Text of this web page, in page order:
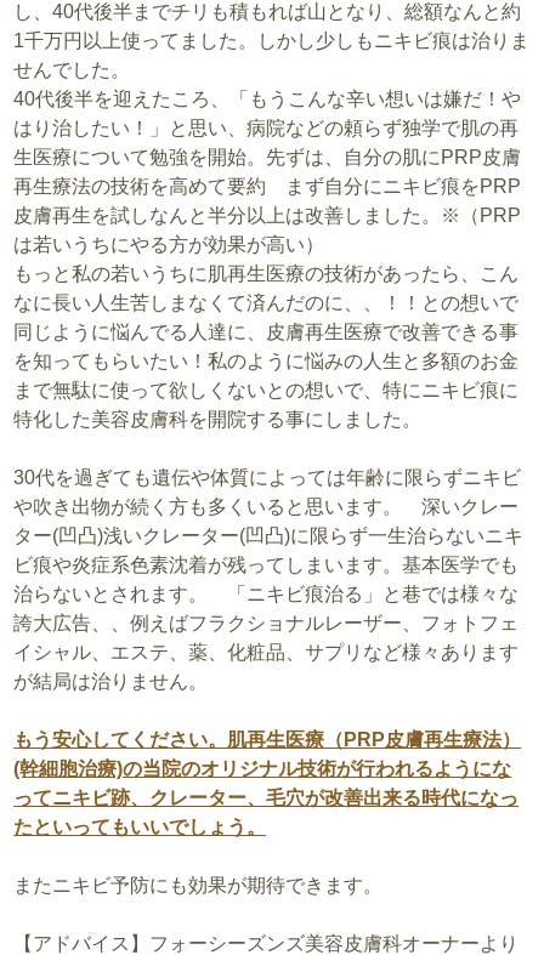
し、40代後半までチリも積もれば山となり、総額なんと約
1千万円以上使ってました。しかし少しもニキビ痕は治りま
せんでした。
40代後半を迎えたころ、「もうこんな辛い想いは嫌だ！や
はり治したい！」と思い、病院などの頼らず独学で肌の再
生医療について勉強を開始。先ずは、自分の肌にPRP皮膚
再生療法の技術を高めて要約 まず自分にニキビ痕をPRP
皮膚再生を試しなんと半分以上は改善しました。※（PRP
は若いうちにやる方が効果が高い）
もっと私の若いうちに肌再生医療の技術があったら、こん
なに長い人生苦しまなくて済んだのに、、！！との想いで
同じように悩んでる人達に、皮膚再生医療で改善できる事
を知ってもらいたい！私のように悩みの人生と多額のお金
まで無駄に使って欲しくないとの想いで、特にニキビ痕に
特化した美容皮膚科を開院する事にしました。
30代を過ぎても遺伝や体質によっては年齢に限らずニキビ
や吹き出物が続く方も多くいると思います。 深いクレー
ター(凹凸)浅いクレーター(凹凸)に限らず一生治らないニキ
ビ痕や炎症系色素沈着が残ってしまいます。基本医学でも
治らないとされます。 「ニキビ痕治る」と巷では様々な
誇大広告、、例えばフラクショナルレーザー、フォトフェ
イシャル、エステ、薬、化粧品、サプリなど様々あります
が結局は治りません。
もう安心してください。肌再生医療（PRP皮膚再生療法）
(幹細胞治療)の当院のオリジナル技術が行われるようにな
ってニキビ跡、クレーター、毛穴が改善出来る時代になっ
たといってもいいでしょう。
またニキビ予防にも効果が期待できます。
【アドバイス】フォーシーズンズ美容皮膚科オーナーより